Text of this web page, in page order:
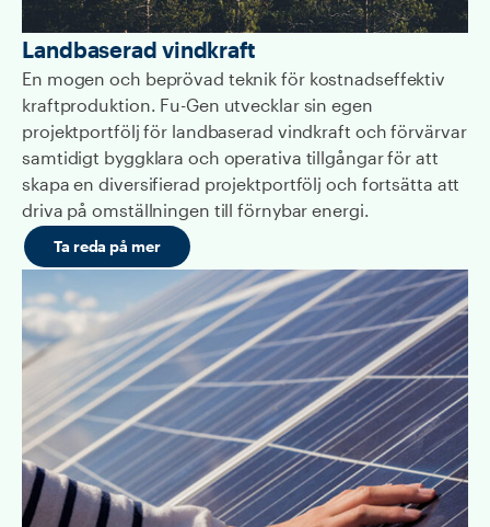
Landbaserad vindkraft
En mogen och beprövad teknik för kostnadseffektiv
kraftproduktion. Fu-Gen utvecklar sin egen
projektportfölj för landbaserad vindkraft och förvärvar
samtidigt byggklara och operativa tillgångar för att
skapa en diversifierad projektportfölj och fortsätta att
driva på omställningen till förnybar energi.
Ta reda på mer